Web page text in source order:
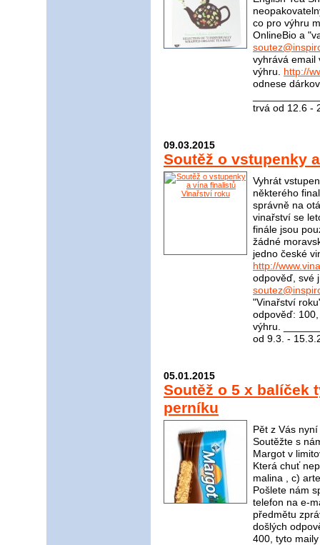
co pro výhru
OnlineBio a
vyhrává email
výhru. http://
odnese
trvá od 12.6 -
09.03.2015
Soutěž o vstupenky
Vyhrát
některého
správně na
vinařství se
finále jsou
žádné
jedno české
http://
odpověď, své
"Vinařství
odpověď:
výhru.
od 9.3. -
05.01.2015
Soutěž o 5 x balíček
perníku
Pět z Vás
Soutěžte s
Margot v
Která chuť
malina , c)
Pošlete nám
telefon na e-
předmětu
došlých
400, tyto